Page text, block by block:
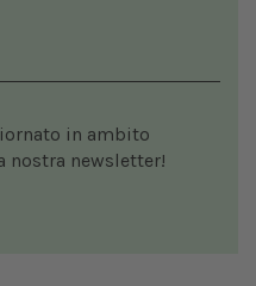
in ambito
nostra newsletter!